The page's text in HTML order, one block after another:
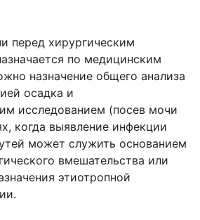
перед хирургическим
по медицинским
назначение общего анализа
осадка и
исследованием (посев мочи
когда выявление инфекции
может служить основанием
вмешательства или
этиотропной